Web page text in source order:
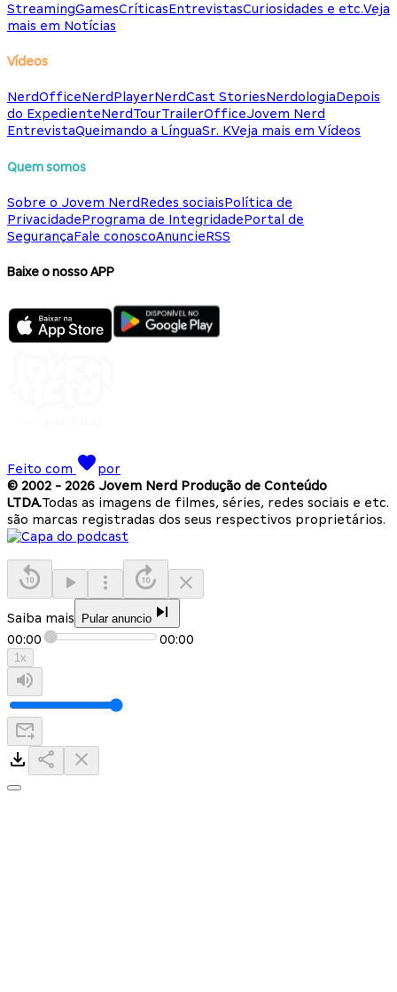
StreamingGamesCríticasEntrevistasCuriosidades e etc.Veja
mais em Notícias
Vídeos
NerdOfficeNerdPlayerNerdCast StoriesNerdologiaDepois
do ExpedienteNerdTourTrailerOfficeJovem Nerd
EntrevistaQueimando a LínguaSr. KVeja mais em Vídeos
Quem somos
Sobre o Jovem NerdRedes sociaisPolítica de
PrivacidadePrograma de IntegridadePortal de
SegurançaFale conoscoAnuncieRSS
Baixe o nosso APP
Feito com
por
© 2002 - 2026 Jovem Nerd Produção de Conteúdo
LTDA.Todas as imagens de filmes, séries, redes sociais e etc.
são marcas registradas dos seus respectivos proprietários.
Saiba mais Pular anuncio
00:00 00:00
1x